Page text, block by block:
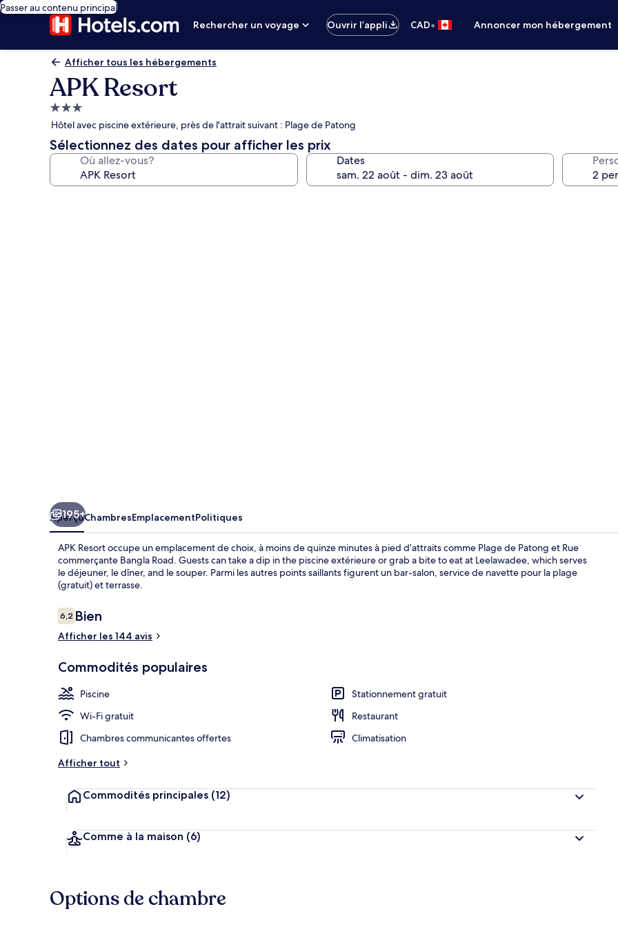
Passer au contenu principal
Rechercher un voyage
Ouvrir l’appli CAD• Annoncer mon hébergement
Afficher tous les hébergements
APK Resort
Hébergement
3.0 étoiles
Hôtel avec piscine extérieure, près de l'attrait suivant : Plage de Patong
Sélectionnez des dates pour afficher les prix
Où allez-vous? Dates
Chambre
195+
AperçuChambresEmplacementPolitiques
APK Resort occupe un emplacement de choix, à moins de quinze minutes à pied d’attraits comme Plage de Patong et Rue
commerçante Bangla Road. Guests can take a dip in the piscine extérieure or grab a bite to eat at Leelawadee, which serves
le déjeuner, le dîner, and le souper. Parmi les autres points saillants figurent un bar-salon, service de navette pour la plage
(gratuit) et terrasse.
Avis
6,26,2 sur 10 –
Bien
Afficher les 144 avis
Commodités populaires
Piscine
Stationnement gratuit
Wi-Fi gratuit
Restaurant
Chambres communicantes offertes
Climatisation
Afficher tout
Commodités principales (12)
Comme à la maison (6)
Options de chambre